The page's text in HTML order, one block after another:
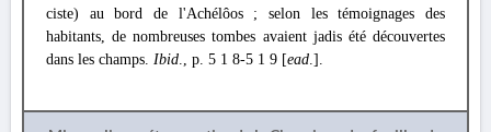
ciste) au bord de l'Achélôos ; selon les témoignages des
habitants, de nombreuses tombes avaient jadis été découvertes
dans les champs. Ibid., p. 5 1 8-5 1 9 [ead.].